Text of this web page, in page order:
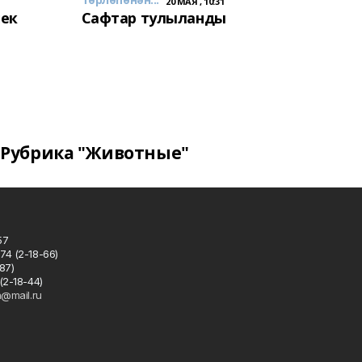
Сафтар тулыланды
Рубрика "Животные"
(2-18-66)
18-44)